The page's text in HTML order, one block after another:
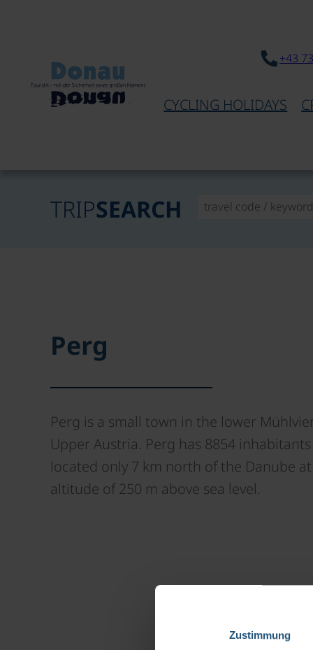
Zustimmung
+43
CYCLING HOLIDAYS
TRIPSEARCH
Perg
Perg is a small town in the lower
Upper Austria. Perg has 8854
located only 7 km north of the Danube
altitude of 250 m above sea level.